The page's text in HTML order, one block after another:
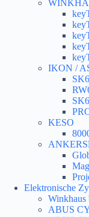
IKON /
KESO
Elektronische
Winkhaus
ABUS